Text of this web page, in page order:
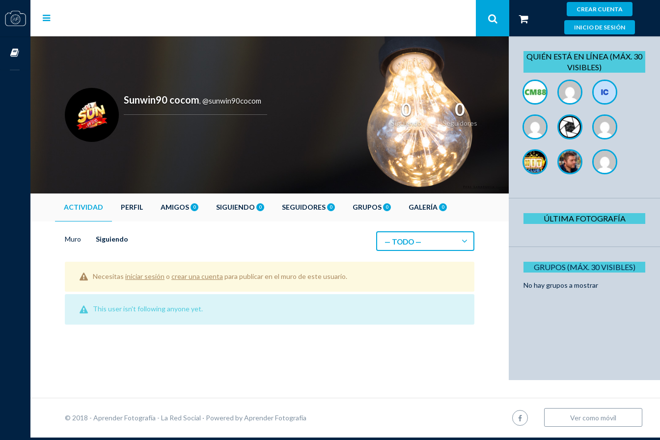
CREAR CUENTA
INICIO DE SESIÓN
Sunwin90 cocom, @sunwin90cocom 0
Siguiendo
0
Seguidores
ACTIVIDAD PERFIL AMIGOS 0 SIGUIENDO 0 SEGUIDORES 0 GRUPOS 0 GALERÍA 0
Muro Siguiendo — TODO —
Necesitas iniciar sesión o crear una cuenta para publicar en el muro de este usuario.
This user isn't following anyone yet.
QUIÉN ESTÁ EN LÍNEA (MÁX. 30
VISIBLES)
ÚLTIMA FOTOGRAFÍA
GRUPOS (MÁX. 30 VISIBLES)
No hay grupos a mostrar
© 2018 - Aprender Fotografía - La Red Social · Powered byAprender Fotografía